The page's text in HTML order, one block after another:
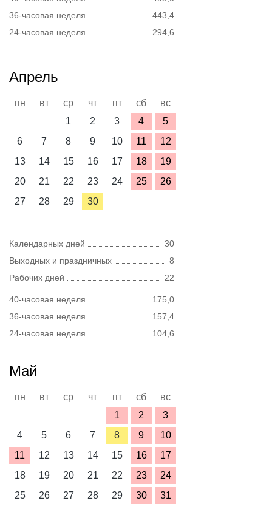
36-часовая неделя
443,4
24-часовая неделя
294,6
Апрель
пн вт ср чт пт сб
вс
1
2 3 4
5
6
7 8 9 10 11
12
13
14 15 16 17 18
19
20
21 22 23 24 25
26
27
28 29 30
Календарных дней
30
Выходных и праздничных
8
Рабочих дней
22
40-часовая неделя
175,0
36-часовая неделя
157,4
24-часовая неделя
104,6
Май
пн вт ср чт пт сб
вс
1
2
3
4
5 6 7 8 9
10
11
12 13 14 15 16
17
18
19 20 21 22 23
24
25
26 27 28 29 30 31